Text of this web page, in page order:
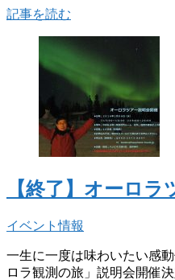
記事を読む
【終了】オーロラ
イベント情報
一生に一度は味わいたい感
ロラ観測の旅」説明会開催